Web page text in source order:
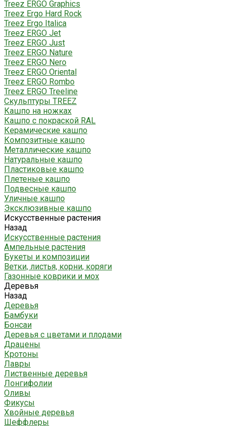
Treez ERGO Graphics
Treez Ergo Hard Rock
Treez Ergo Italica
Treez ERGO Jet
Treez ERGO Just
Treez ERGO Nature
Treez ERGO Nero
Treez ERGO Oriental
Treez ERGO Rombo
Treez ERGO Treeline
Скульптуры TREEZ
Кашпо на ножках
Кашпо с покраской RAL
Керамические кашпо
Композитные кашпо
Металлические кашпо
Натуральные кашпо
Пластиковые кашпо
Плетеные кашпо
Подвесные кашпо
Уличные кашпо
Эксклюзивные кашпо
Искусственные растения
Назад
Искусственные растения
Ампельные растения
Букеты и композиции
Ветки, листья, корни, коряги
Газонные коврики и мох
Деревья
Назад
Деревья
Бамбуки
Бонсаи
Деревья с цветами и плодами
Драцены
Кротоны
Лавры
Лиственные деревья
Лонгифолии
Оливы
Фикусы
Хвойные деревья
Шеффлеры